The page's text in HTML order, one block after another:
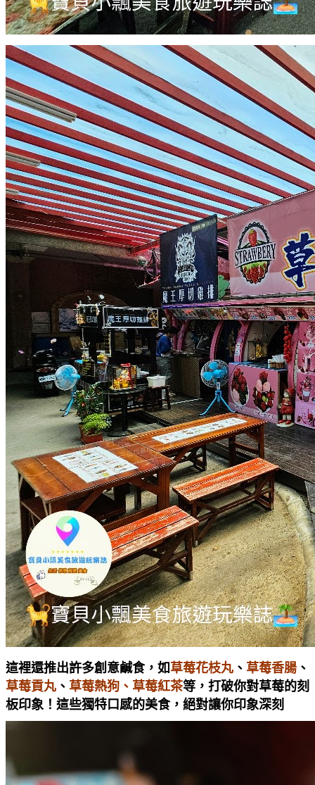
這裡還推出許多創意鹹食，如 草莓花枝丸 、 草莓香腸 、
草莓貢丸 、 草莓熱狗、草莓紅茶等，打破你對草莓的刻
板印象！這些獨特口感的美食，絕對讓你印象深刻